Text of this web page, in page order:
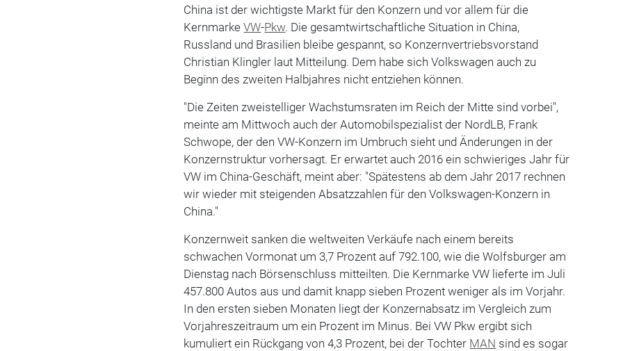
China ist der wichtigste Markt für den Konzern und vor allem für die
KernmarkeVW-Pkw. Die gesamtwirtschaftliche Situation in China,
Russland und Brasilien bleibe gespannt, so Konzernvertriebsvorstand
Christian Klingler laut Mitteilung. Dem habe sich Volkswagen auch zu
Beginn des zweiten Halbjahres nicht entziehen können.
"Die Zeiten zweistelliger Wachstumsraten im Reich der Mitte sind vorbei",
meinte am Mittwoch auch der Automobilspezialist der NordLB, Frank
Schwope, der den VW-Konzern im Umbruch sieht und Änderungen in der
Konzernstruktur vorhersagt. Er erwartet auch 2016 ein schwieriges Jahr für
VW im China-Geschäft, meint aber: "Spätestens ab dem Jahr 2017 rechnen
wir wieder mit steigenden Absatzzahlen für den Volkswagen-Konzern in
China."
Konzernweit sanken die weltweiten Verkäufe nach einem bereits
schwachen Vormonat um 3,7 Prozent auf 792.100, wie die Wolfsburger am
Dienstag nach Börsenschluss mitteilten. Die Kernmarke VW lieferte im Juli
457.800 Autos aus und damit knapp sieben Prozent weniger als im Vorjahr.
In den ersten sieben Monaten liegt der Konzernabsatz im Vergleich zum
Vorjahreszeitraum um ein Prozent im Minus. Bei VW Pkw ergibt sich
kumuliert ein Rückgang von 4,3 Prozent, bei der Tochter MAN sind es sogar